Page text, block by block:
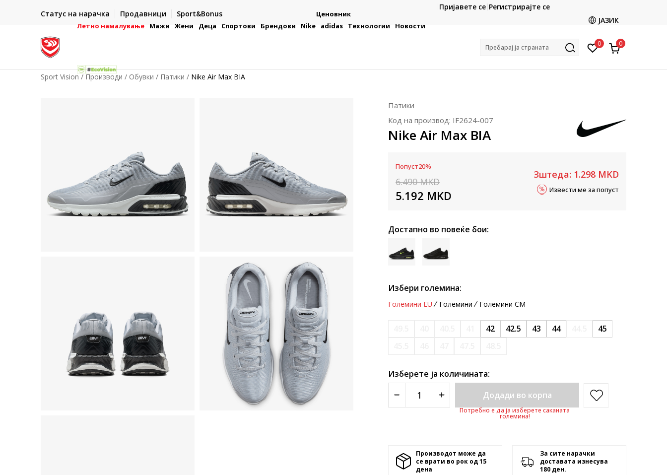
Статус на нарачка Продавници Sport&Bonus
Платете со картичка online и подигнете во продавницата
Ценовник Контактирајте не на : 02/3055-222
Пријавете се Регистрирајте се
ЈАЗИК
Летно намалување Мажи Жени Деца Спортови Брендови Nike adidas Технологии Новости
Пребарај ја страната 0 0
Sport Vision Производи Обувки Патики Nike Air Max BIA
Патики
Код на производ: IF2624-007
Nike Air Max BIA
Попуст20%
6.490 MKD
5.192 MKD
Зштеда: 1.298 MKD
Извести ме за попуст
Достапно во повеќе бои:
Избери големина:
Големини EU Големини Големини CM
42 42.5 43 44
45
Изберете ја количината:
Додади во корпа
Потребно е да ја изберете саканата
големина!
Производот може да
се врати во рок од 15
денa
За сите нарачки
доставата изнесува
180 ден.